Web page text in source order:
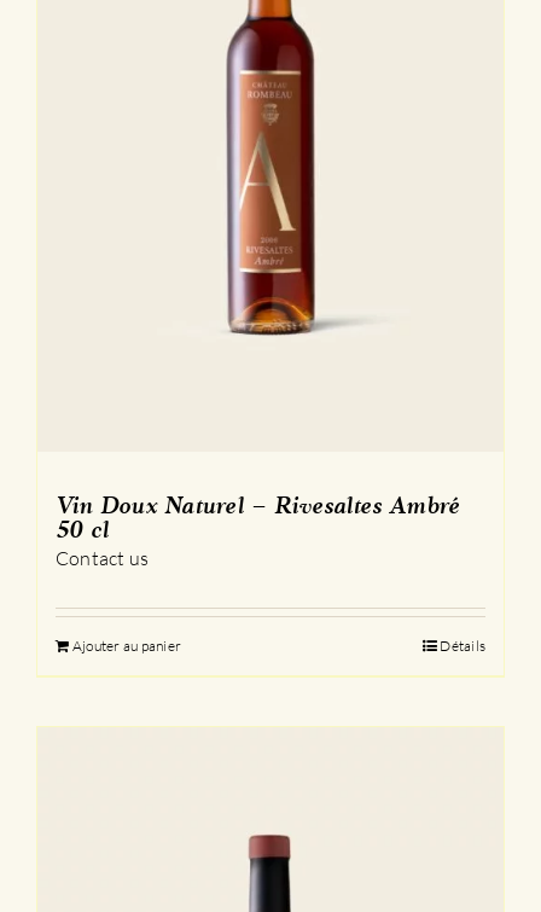
Vin Doux Naturel – Rivesaltes Ambré
50 cl
Contact us
Ajouter au panier Détails